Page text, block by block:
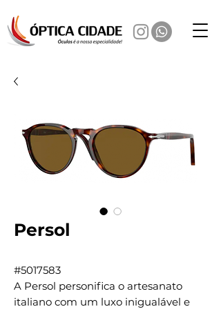
Persol
#5017583
A Persol personifica o artesanato
italiano com um luxo inigualável e